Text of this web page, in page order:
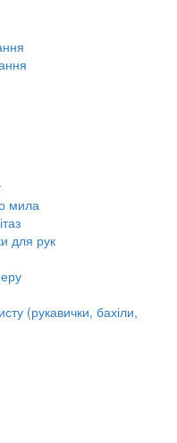
мила
для рук
(рукавички, бахіли,